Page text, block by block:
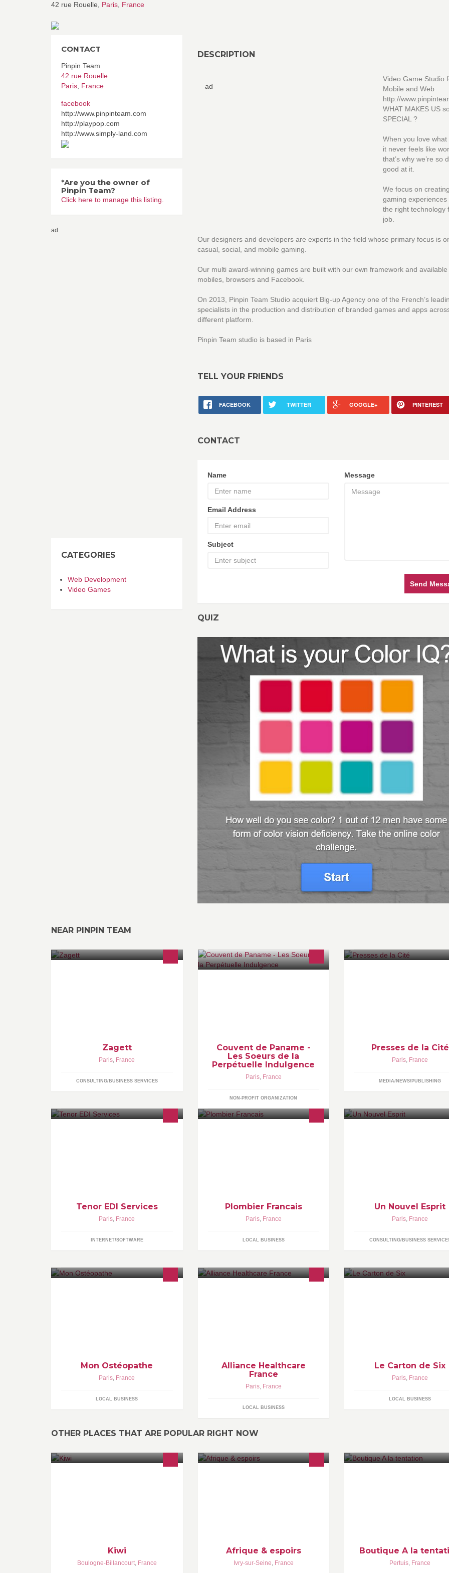
42 rue Rouelle, Paris France
DESCRIPTION
ad
Video Game Studio
Mobile and Web
http://
WHAT MAKES US
SPECIAL ?
When you love
it never feels like
that’s why we’re so
good at it.
We focus on
gaming experiences
the right technology
job.
Our designers and developers are experts in the field whose primary focus is
casual, social, and mobile gaming.
Our multi award-winning games are built with our own framework and
mobiles, browsers and Facebook.
On 2013, Pinpin Team Studio acquiert Big-up Agency one of the French’s
specialists in the production and distribution of branded games and apps
different platform.
Pinpin Team studio is based in Paris
TELL YOUR FRIENDS
FACEBOOK TWITTER GOOGLE+ PINTEREST
CONTACT
Name
Email Address
Subject
Message
Send
QUIZ
CONTACT
Pinpin Team
42 rue Rouelle
Paris France
facebook
http://www.pinpinteam.com
http://playpop.com
http://www.simply-land.com
*Are you the owner of
Pinpin Team?
Click here to manage this listing.
ad
CATEGORIES
Web Development
Video Games
NEAR PINPIN TEAM
Zagett
Paris, France
CONSULTING/BUSINESS SERVICES
Couvent de Paname -
Les Soeurs de la
Perpétuelle Indulgence
Paris, France
NON-PROFIT ORGANIZATION
Presses de la Cité
Paris, France
MEDIA/NEWS/PUBLISHING
Tenor EDI Services
Paris, France
INTERNET/SOFTWARE
Plombier Francais
Paris, France
LOCAL BUSINESS
Un Nouvel Esprit
Paris, France
CONSULTING/BUSINESS
Mon Ostéopathe
Paris, France
LOCAL BUSINESS
Alliance Healthcare
France
Paris, France
LOCAL BUSINESS
Le Carton de Six
Paris, France
LOCAL BUSINESS
OTHER PLACES THAT ARE POPULAR RIGHT NOW
Kiwi
Boulogne-Billancourt, France
Afrique & espoirs
Ivry-sur-Seine, France
Boutique A la
Pertuis, France